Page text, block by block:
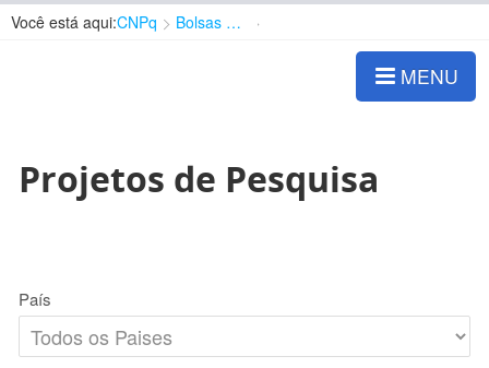
Você está aqui:CNPq Bolsas e Auxílios Vigentes
MENU
Projetos de Pesquisa
País